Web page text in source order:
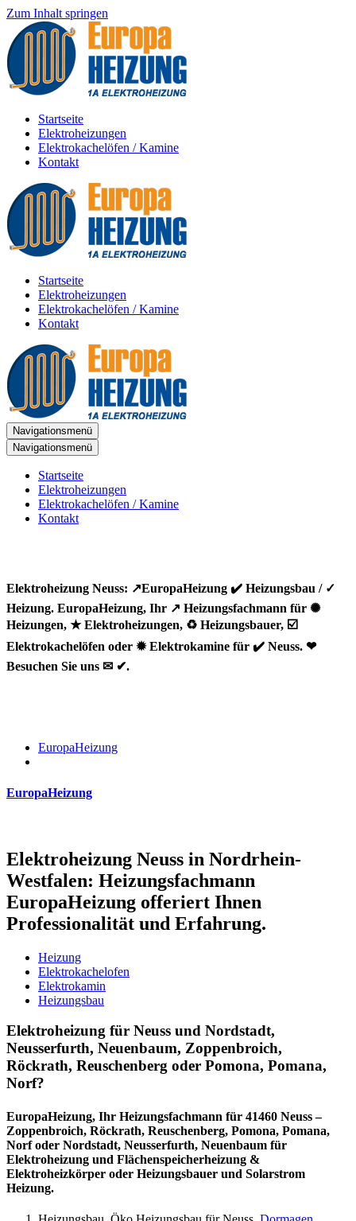
Zum Inhalt springen
Startseite
Elektroheizungen
Elektrokachelöfen / Kamine
Kontakt
Startseite
Elektroheizungen
Elektrokachelöfen / Kamine
Kontakt
Navigationsmenü
Navigationsmenü
Startseite
Elektroheizungen
Elektrokachelöfen / Kamine
Kontakt
Elektroheizung Neuss: ↗️EuropaHeizung ✔️ Heizungsbau / ✓
Heizung. EuropaHeizung, Ihr ↗️ Heizungsfachmann für ✺
Heizungen, ★ Elektroheizungen, ♻ Heizungsbauer, ☑️
Elektrokachelöfen oder ✹ Elektrokamine für ✔️ Neuss. ❤
Besuchen Sie uns ✉ ✔.
EuropaHeizung
EuropaHeizung
Elektroheizung Neuss in Nordrhein-
Westfalen: Heizungsfachmann
EuropaHeizung offeriert Ihnen
Professionalität und Erfahrung.
Heizung
Elektrokachelofen
Elektrokamin
Heizungsbau
Elektroheizung für Neuss und Nordstadt,
Neusserfurth, Neuenbaum, Zoppenbroich,
Röckrath, Reuschenberg oder Pomona, Pomana,
Norf?
EuropaHeizung, Ihr Heizungsfachmann für 41460 Neuss –
Zoppenbroich, Röckrath, Reuschenberg, Pomona, Pomana,
Norf oder Nordstadt, Neusserfurth, Neuenbaum für
Elektroheizung und Flächenspeicherheizung &
Elektroheizkörper oder Heizungsbauer und Solarstrom
Heizung.